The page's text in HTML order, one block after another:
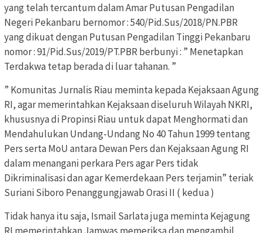
yang telah tercantum dalam Amar Putusan Pengadilan
Negeri Pekanbaru bernomor : 540/Pid.Sus/2018/PN.PBR
yang dikuat dengan Putusan Pengadilan Tinggi Pekanbaru
nomor : 91/Pid.Sus/2019/PT.PBR berbunyi : ” Menetapkan
Terdakwa tetap berada di luar tahanan. ”
” Komunitas Jurnalis Riau meminta kepada Kejaksaan Agung
RI, agar memerintahkan Kejaksaan diseluruh Wilayah NKRI,
khususnya di Propinsi Riau untuk dapat Menghormati dan
Mendahulukan Undang-Undang No 40 Tahun 1999 tentang
Pers serta MoU antara Dewan Pers dan Kejaksaan Agung RI
dalam menangani perkara Pers agar Pers tidak
Dikriminalisasi dan agar Kemerdekaan Pers terjamin” teriak
Suriani Siboro Penanggungjawab Orasi II ( kedua )
Tidak hanya itu saja, Ismail Sarlata juga meminta Kejagung